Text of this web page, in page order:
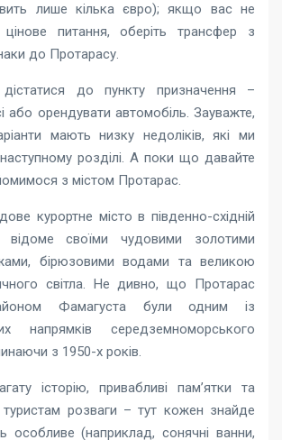
лише кілька євро); якщо вас не
питання, оберіть трансфер з
до Протарасу.
до пункту призначення –
або орендувати автомобіль. Зауважте,
мають низку недоліків, які ми
розділі. А поки що давайте
з містом Протарас.
курортне місто в південно-східній
відоме своїми чудовими золотими
бірюзовими водами та великою
світла. Не дивно, що Протарас
Фамагуста були одним із
напрямків середземноморського
з 1950-х років.
історію, привабливі пам’ятки та
туристам розваги – тут кожен знайде
(наприклад, сонячні ванни,